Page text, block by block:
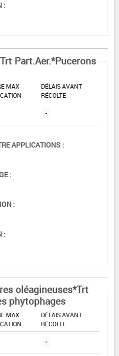
:
Part.Aer.*Pucerons
MAX
DÉLAIS AVANT
RÉCOLTE
-
APPLICATIONS :
:
:
:
oléagineuses*Trt
phytophages
MAX
DÉLAIS AVANT
RÉCOLTE
-